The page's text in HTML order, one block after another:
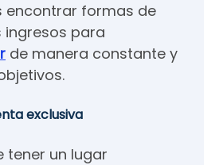
encontrar formas de
para
de manera constante y
exclusiva
tener un lugar